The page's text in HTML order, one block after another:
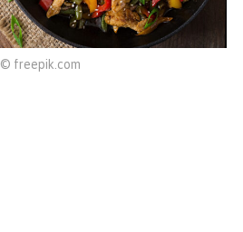
© freepik.com